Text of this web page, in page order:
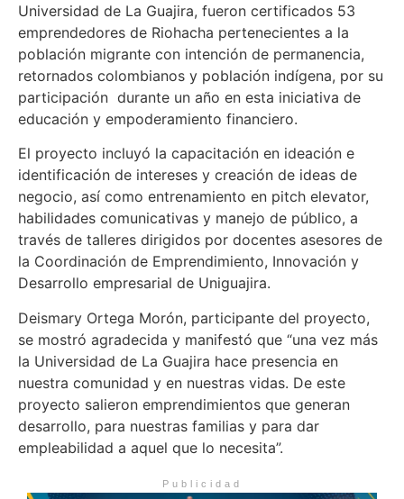
Universidad de La Guajira, fueron certificados 53
emprendedores de Riohacha pertenecientes a la
población migrante con intención de permanencia,
retornados colombianos y población indígena, por su
participación durante un año en esta iniciativa de
educación y empoderamiento financiero.
El proyecto incluyó la capacitación en ideación e
identificación de intereses y creación de ideas de
negocio, así como entrenamiento en pitch elevator,
habilidades comunicativas y manejo de público, a
través de talleres dirigidos por docentes asesores de
la Coordinación de Emprendimiento, Innovación y
Desarrollo empresarial de Uniguajira.
Deismary Ortega Morón, participante del proyecto,
se mostró agradecida y manifestó que “una vez más
la Universidad de La Guajira hace presencia en
nuestra comunidad y en nuestras vidas. De este
proyecto salieron emprendimientos que generan
desarrollo, para nuestras familias y para dar
empleabilidad a aquel que lo necesita”.
Publicidad